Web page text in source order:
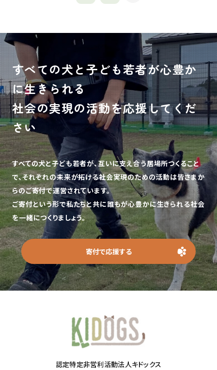
すべての犬と子ども若者が心豊か
に生きられる
社会の実現の活動を応援してくだ
さい
すべての犬と子ども若者が、互いに支え合う居場所つくること
で、それぞれの未来が拓ける社会実現のための活動は皆さまか
らのご寄付で運営されています。
ご寄付という形で私たちと共に誰もが心豊かに生きられる社会
を一緒につくりましょう。
寄付で応援する
認定特定非営利活動法人キドックス